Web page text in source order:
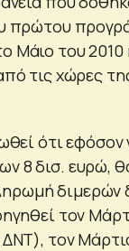
πρώτου
Μάιο του 2010
τις χώρες
ότι εφόσον
8 δισ. ευρώ,
διμερών
τον
τον